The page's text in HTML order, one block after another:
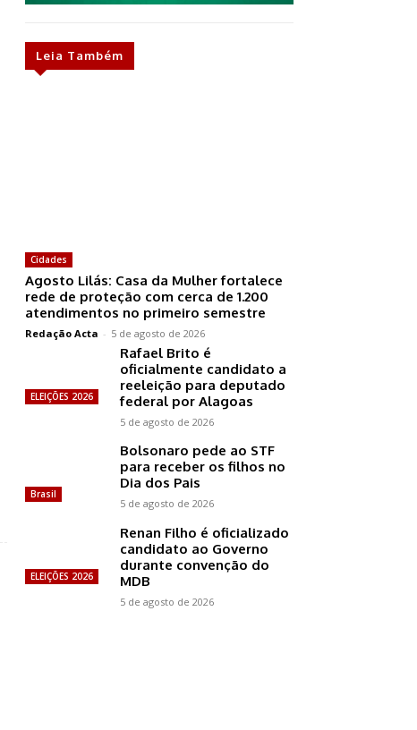
Leia Também
Cidades
Agosto Lilás: Casa da Mulher fortalece
rede de proteção com cerca de 1.200
atendimentos no primeiro semestre
Redação Acta - 5 de agosto de 2026
ELEIÇÕES 2026
Rafael Brito é
oficialmente candidato a
reeleição para deputado
federal por Alagoas
5 de agosto de 2026
Brasil
Bolsonaro pede ao STF
para receber os filhos no
Dia dos Pais
5 de agosto de 2026
ELEIÇÕES 2026
Renan Filho é oficializado
candidato ao Governo
durante convenção do
MDB
5 de agosto de 2026